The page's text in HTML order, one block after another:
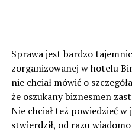
Sprawa jest bardzo
zorganizowanej w hotelu
nie chciał mówić o
że oszukany biznesmen
Nie chciał też powiedzieć w
stwierdził, od razu